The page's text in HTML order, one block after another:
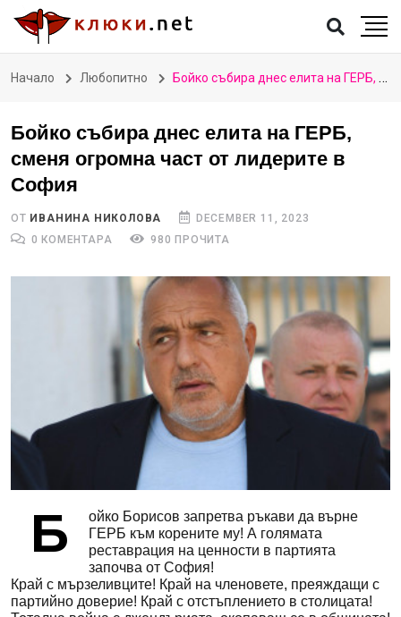
Начало Любопитно Бойко събира днес елита на ГЕРБ, сменя огромна част от лидерите в София
Бойко събира днес елита на ГЕРБ,
сменя огромна част от лидерите в
София
ОТ ИВАНИНА НИКОЛОВА
DECEMBER 11, 2023
0 КОМЕНТАРА
980 ПРОЧИТА
Б
ойко Борисов запретва ръкави да върне
ГЕРБ към корените му! А голямата
реставрация на ценности в партията
започва от София!
Край с мързеливците! Край на членовете, преяждащи с
партийно доверие! Край с отстъплението в столицата!